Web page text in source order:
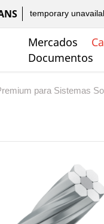
temporary
Mercados
Documentos
para Sistemas